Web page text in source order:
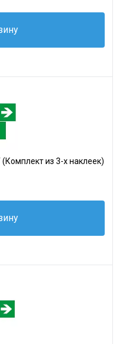
(Комплект из 3-х наклеек)